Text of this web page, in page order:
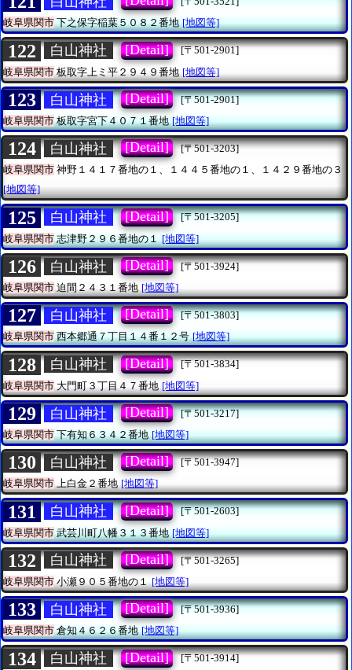
岐阜県関市下之保字稲葉５０８２番地 [地図等]
122 白山神社 [Detail]
[〒501-2901]
岐阜県関市 板取字上ミ平２９４９番地 [地図等]
123 白山神社 [Detail]
[〒501-2901]
岐阜県関市板取字宮下４０７１番地 [地図等]
124 白山神社 [Detail]
[〒501-3203]
岐阜県関市 神野１４１７番地の１、１４４５番地の１、１４２９番地の３
[地図等]
125 白山神社 [Detail]
[〒501-3205]
岐阜県関市志津野２９６番地の１ [地図等]
126 白山神社 [Detail]
[〒501-3924]
岐阜県関市迫間２４３１番地 [地図等]
127 白山神社 [Detail]
[〒501-3803]
岐阜県関市西本郷通７丁目１４番１２号 [地図等]
128 白山神社 [Detail]
[〒501-3834]
岐阜県関市 大門町３丁目４７番地 [地図等]
129 白山神社 [Detail]
[〒501-3217]
岐阜県関市下有知６３４２番地 [地図等]
130 白山神社 [Detail]
[〒501-3947]
岐阜県関市上白金２番地 [地図等]
131 白山神社 [Detail]
[〒501-2603]
岐阜県関市武芸川町八幡３１３番地 [地図等]
132 白山神社 [Detail]
[〒501-3265]
岐阜県関市 小瀬９０５番地の１ [地図等]
133 白山神社 [Detail]
[〒501-3936]
岐阜県関市倉知４６２６番地 [地図等]
134 白山神社 [Detail]
[〒501-3914]